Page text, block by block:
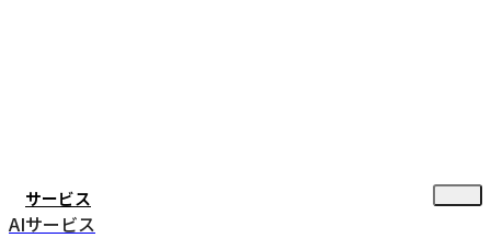
サービス
AIサービス